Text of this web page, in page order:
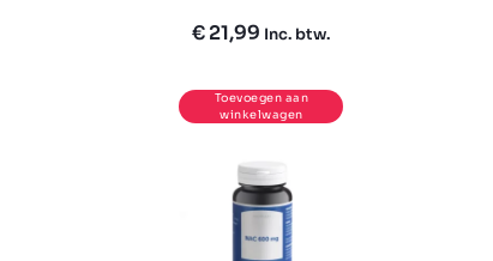
€21,99 Inc. btw.
Toevoegen aan
winkelwagen